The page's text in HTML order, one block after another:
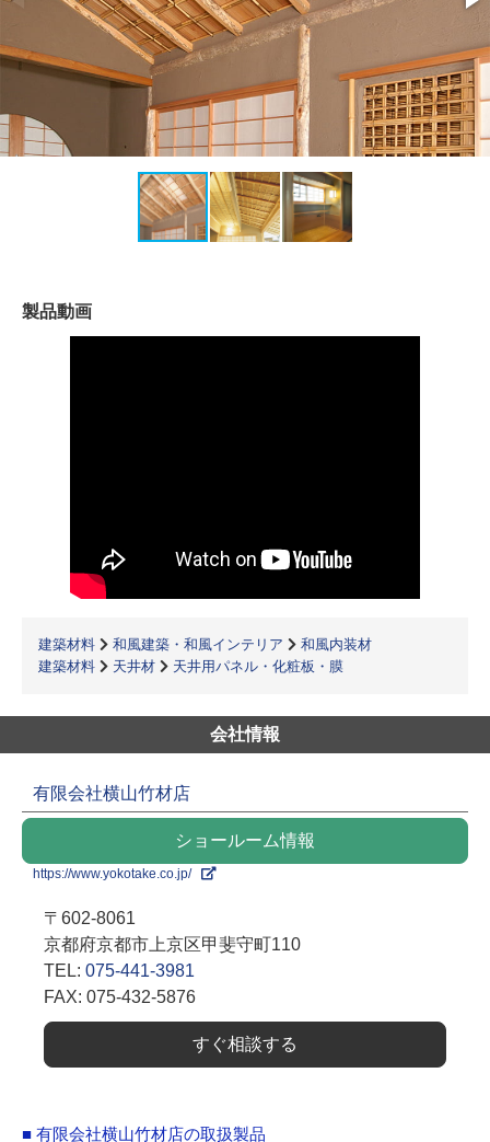
製品動画
建築材料 和風建築・和風インテリア
和風内装材
建築材料
天井材 天井用パネル・化粧板・膜
会社情報
有限会社横山竹材店
ショールーム情報
https://www.yokotake.co.jp/
〒602-8061
京都府京都市上京区甲斐守町110
TEL: 075-441-3981
FAX: 075-432-5876
すぐ相談する
■ 有限会社横山竹材店の取扱製品